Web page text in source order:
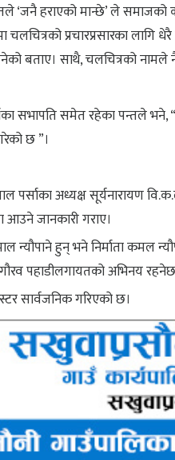
‘जनै हराएको मान्छे’ ले
चलचित्रको प्रचारप्रसारका
बताए। साथै, चलचित्रको नामले नै
पर्साका सभापति समेत रहेका पन्तले
छ ”।
पर्साका अध्यक्ष सूर्यनारायण
आउने जानकारी गराए।
न्यौपाने हुन् भने निर्माता कमल
पहाडीलगायतको अभिनय
सार्वजनिक गरिएको छ।